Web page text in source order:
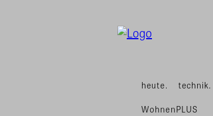
heute. technik.
WohnenPLUS